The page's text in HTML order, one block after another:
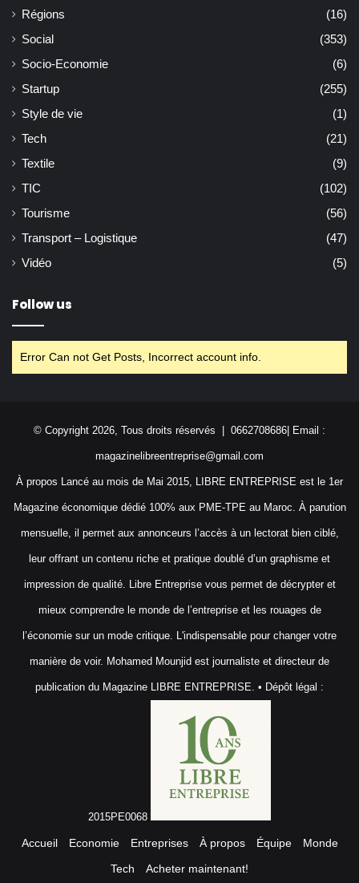
Régions
(16)
Social
(353)
Socio-Economie
(6)
Startup
(255)
Style de vie
(1)
Tech
(21)
Textile
(9)
TIC
(102)
Tourisme
(56)
Transport – Logistique
(47)
Vidéo
(5)
Follow us
Error Can not Get Posts, Incorrect account info.
© Copyright 2026, Tous droits réservés | 0662708686| Email :
magazinelibreentreprise@gmail.com
À propos Lancé au mois de Mai 2015, LIBRE ENTREPRISE est le 1er
Magazine économique dédié 100% aux PME-TPE au Maroc. À parution
mensuelle, il permet aux annonceurs l’accès à un lectorat bien ciblé,
leur offrant un contenu riche et pratique doublé d’un graphisme et
impression de qualité. Libre Entreprise vous permet de décrypter et
mieux comprendre le monde de l’entreprise et les rouages de
l’économie sur un mode critique. L'indispensable pour changer votre
manière de voir. Mohamed Mounjid est journaliste et directeur de
publication du Magazine LIBRE ENTREPRISE. • Dépôt légal :
2015PE0068
Accueil Economie Entreprises À propos Équipe
Monde
Tech
Acheter maintenant!